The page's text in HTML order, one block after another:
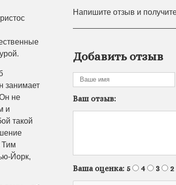
занимает
не
и
такой
Тим
Йорк,
Напишите отзыв и
Добавить отзыв
Ваш отзыв:
Ваша оценка: 5 4 3 2